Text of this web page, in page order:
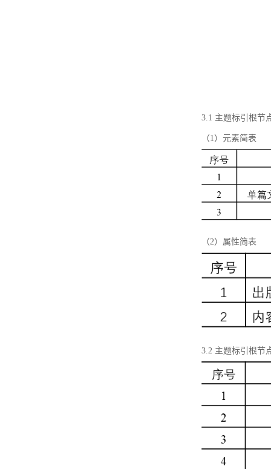
3.1 主题标引根节
（1）元素简表
（2）属性简表
3.2 主题标引根节